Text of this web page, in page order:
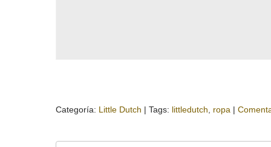
Categoría: Little Dutch | Tags: littledutch ropa |